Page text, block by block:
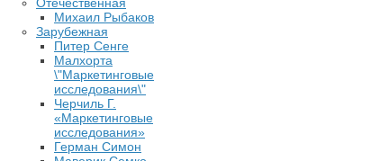
Михаил Рыбаков
Зарубежная
Питер Сенге
Малхорта
\"Маркетинговые
исследования\"
Черчиль Г.
«Маркетинговые
исследования»
Герман Симон